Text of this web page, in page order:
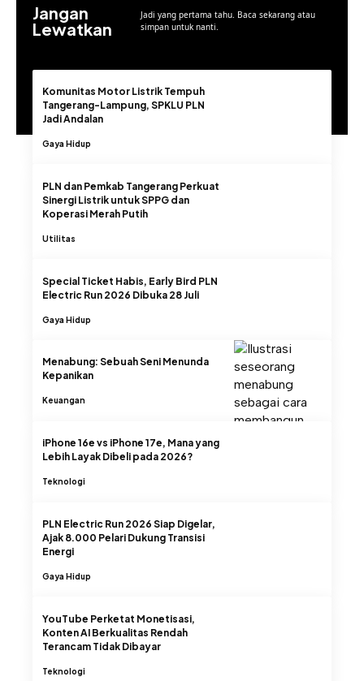
Jangan
Lewatkan
Jadi yang pertama tahu. Baca sekarang atau
simpan untuk nanti.
Komunitas Motor Listrik Tempuh
Tangerang-Lampung, SPKLU PLN
Jadi Andalan
Gaya Hidup
PLN dan Pemkab Tangerang Perkuat
Sinergi Listrik untuk SPPG dan
Koperasi Merah Putih
Utilitas
Special Ticket Habis, Early Bird PLN
Electric Run 2026 Dibuka 28 Juli
Gaya Hidup
Menabung: Sebuah Seni Menunda
Kepanikan
Keuangan
iPhone 16e vs iPhone 17e, Mana yang
Lebih Layak Dibeli pada 2026?
Teknologi
PLN Electric Run 2026 Siap Digelar,
Ajak 8.000 Pelari Dukung Transisi
Energi
Gaya Hidup
YouTube Perketat Monetisasi,
Konten AI Berkualitas Rendah
Terancam Tidak Dibayar
Teknologi